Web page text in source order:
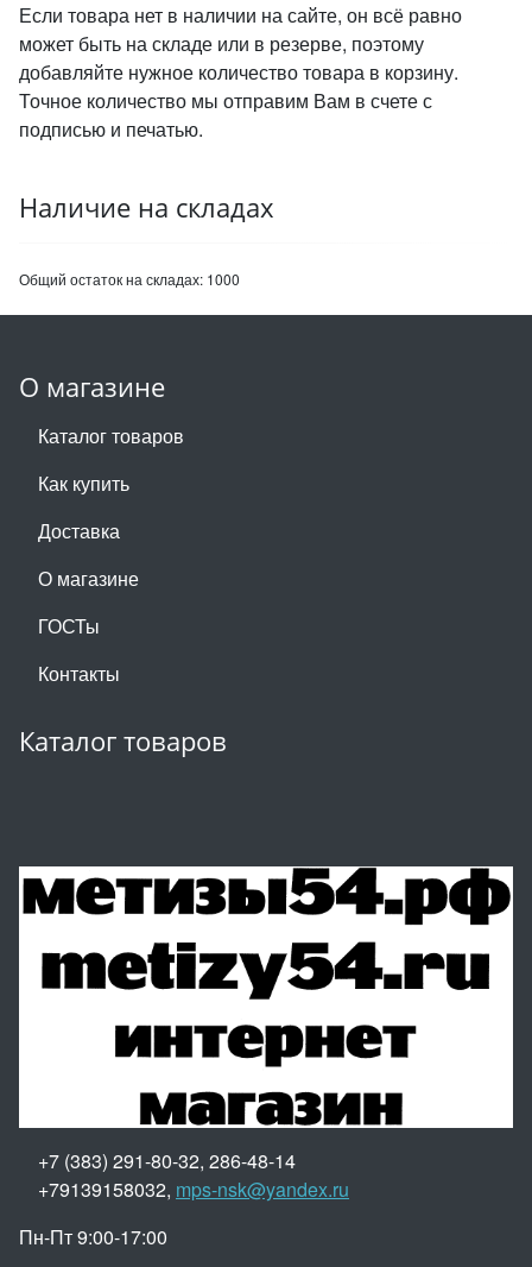
Если товара нет в наличии на сайте, он всё равно
может быть на складе или в резерве, поэтому
добавляйте нужное количество товара в корзину.
Точное количество мы отправим Вам в счете с
подписью и печатью.
Наличие на складах
Общий остаток на складах: 1000
О магазине
Каталог товаров
Как купить
Доставка
О магазине
ГОСТы
Контакты
Каталог товаров
+7 (383) 291-80-32, 286-48-14
+79139158032, mps-nsk@yandex.ru
Пн-Пт 9:00-17:00